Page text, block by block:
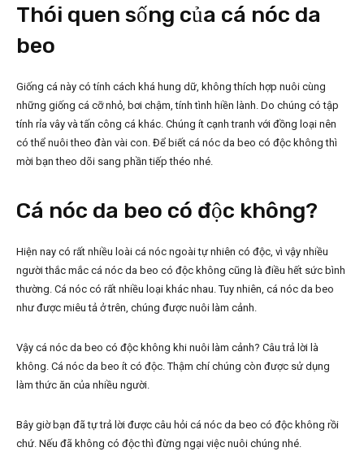
Thói quen sống của cá nóc da
beo
Giống cá này có tính cách khá hung dữ, không thích hợp nuôi cùng
những giống cá cỡ nhỏ, bơi chậm, tính tình hiền lành. Do chúng có tập
tính rỉa vây và tấn công cá khác. Chúng ít cạnh tranh với đồng loại nên
có thể nuôi theo đàn vài con. Để biết cá nóc da beo có độc không thì
mời bạn theo dõi sang phần tiếp théo nhé.
Cá nóc da beo có độc không?
Hiện nay có rất nhiều loài cá nóc ngoài tự nhiên có độc, vì vậy nhiều
người thắc mắc cá nóc da beo có độc không cũng là điều hết sức bình
thường. Cá nóc có rất nhiều loại khác nhau. Tuy nhiên, cá nóc da beo
như được miêu tả ở trên, chúng được nuôi làm cảnh.
Vậy cá nóc da beo có độc không khi nuôi làm cảnh? Câu trả lời là
không. Cá nóc da beo ít có độc. Thậm chí chúng còn được sử dụng
làm thức ăn của nhiều người.
Bây giờ bạn đã tự trả lời được câu hỏi cá nóc da beo có độc không rồi
chứ. Nếu đã không có độc thì đừng ngại việc nuôi chúng nhé.